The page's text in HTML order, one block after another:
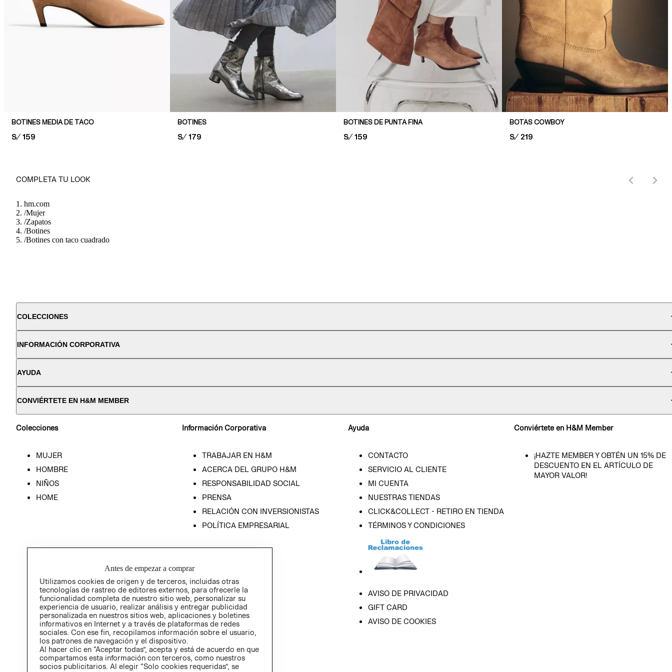
BOTINES MEDIA DE TACO
PRICE:
S/ 159
BOTINES
PRICE:
S/ 179
BOTINES DE PUNTA FINA
PRICE:
S/ 159
BOTAS COWBOY
PRICE:
S/ 219
COMPLETA TU LOOK
hm.com
/Mujer
/Zapatos
/Botines
/Botines con taco cuadrado
COLECCIONES
INFORMACIÓN CORPORATIVA
AYUDA
CONVIÉRTETE EN H&M MEMBER
Colecciones
MUJER
HOMBRE
NIÑOS
HOME
Información Corporativa
TRABAJAR EN H&M
ACERCA DEL GRUPO H&M
RESPONSABILIDAD SOCIAL
PRENSA
RELACIÓN CON INVERSIONISTAS
POLÍTICA EMPRESARIAL
Ayuda
CONTACTO
SERVICIO AL CLIENTE
MI CUENTA
NUESTRAS TIENDAS
CLICK&COLLECT - RETIRO EN TIENDA
TÉRMINOS Y CONDICIONES
AVISO DE PRIVACIDAD
GIFT CARD
AVISO DE COOKIES
Conviértete en H&M Member
¡HAZTE MEMBER Y OBTÉN UN 15% DE
DESCUENTO EN EL ARTÍCULO DE
MAYOR VALOR!
Antes de empezar a comprar
Utilizamos cookies de origen y de terceros, incluidas otras
tecnologías de rastreo de editores externos, para ofrecerle la
funcionalidad completa de nuestro sitio web, personalizar su
experiencia de usuario, realizar análisis y entregar publicidad
personalizada en nuestros sitios web, aplicaciones y boletines
informativos en Internet y a través de plataformas de redes
sociales. Con ese fin, recopilamos información sobre el usuario,
los patrones de navegación y el dispositivo.
Al hacer clic en “Aceptar todas”, acepta y está de acuerdo en que
compartamos esta información con terceros, como nuestros
socios publicitarios. Al elegir “Solo cookies requeridas”, se